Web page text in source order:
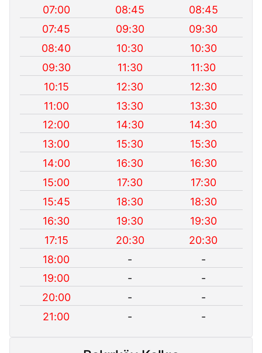
07:00
08:45
08:45
07:45
09:30
09:30
08:40
10:30
10:30
09:30
11:30
11:30
10:15
12:30
12:30
11:00
13:30
13:30
12:00
14:30
14:30
13:00
15:30
15:30
14:00
16:30
16:30
15:00
17:30
17:30
15:45
18:30
18:30
16:30
19:30
19:30
17:15
20:30
20:30
18:00
-
-
19:00
-
-
20:00
-
-
21:00
- -